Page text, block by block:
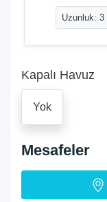
Uzunluk: 3
Kapalı Havuz
Yok
Mesafeler